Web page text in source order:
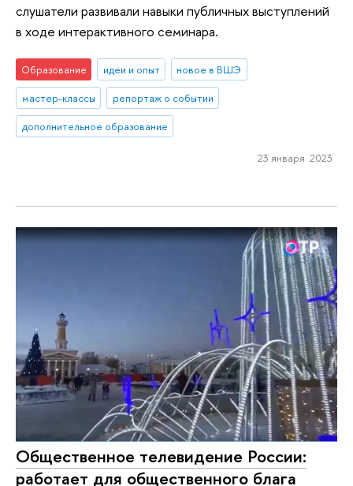
слушатели развивали навыки публичных выступлений
в ходе интерактивного семинара.
Образование идеи и опыт
новое в ВШЭ
мастер-классы
репортаж о событии
дополнительное образование
23 января 2023
Общественное телевидение России:
работает для общественного блага